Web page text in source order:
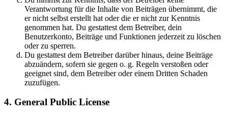
Verantwortung für die Inhalte von Beiträgen übernimmt, die
er nicht selbst erstellt hat oder die er nicht zur Kenntnis
genommen hat. Du gestattest dem Betreiber, dein
Benutzerkonto, Beiträge und Funktionen jederzeit zu löschen
oder zu sperren.
Du gestattest dem Betreiber darüber hinaus, deine Beiträge
abzuändern, sofern sie gegen o. g. Regeln verstoßen oder
geeignet sind, dem Betreiber oder einem Dritten Schaden
zuzufügen.
4. General Public License